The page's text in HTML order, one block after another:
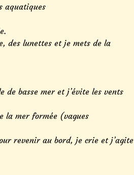
aquatiques
des lunettes et je mets de la
de basse mer et j’évite les vents
la mer formée (vagues
revenir au bord, je crie et j’agite